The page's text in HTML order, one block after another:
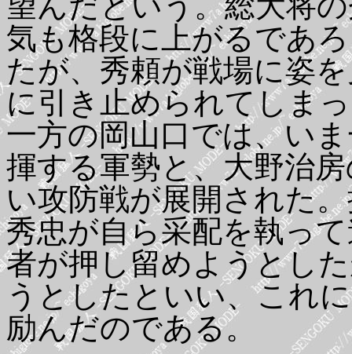
気も格段に上がるであ
たが、秀頼が戦場に姿
に引き止められてしま
一方の岡山口では、い
揮する軍勢と、大野治
い攻防戦が展開された
秀忠が自ら采配を執っ
者が押し留めようとし
うとしたといい、これ
励んだのである。